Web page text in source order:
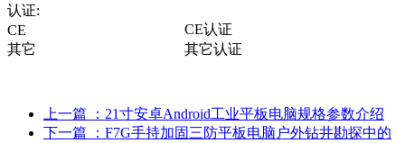
认证:
CE
CE认证
其它
其它认证
上一篇
：21寸安卓Android工业平板电脑规格参数介绍
下一篇
：F7G手持加固三防平板电脑户外钻井勘探中的